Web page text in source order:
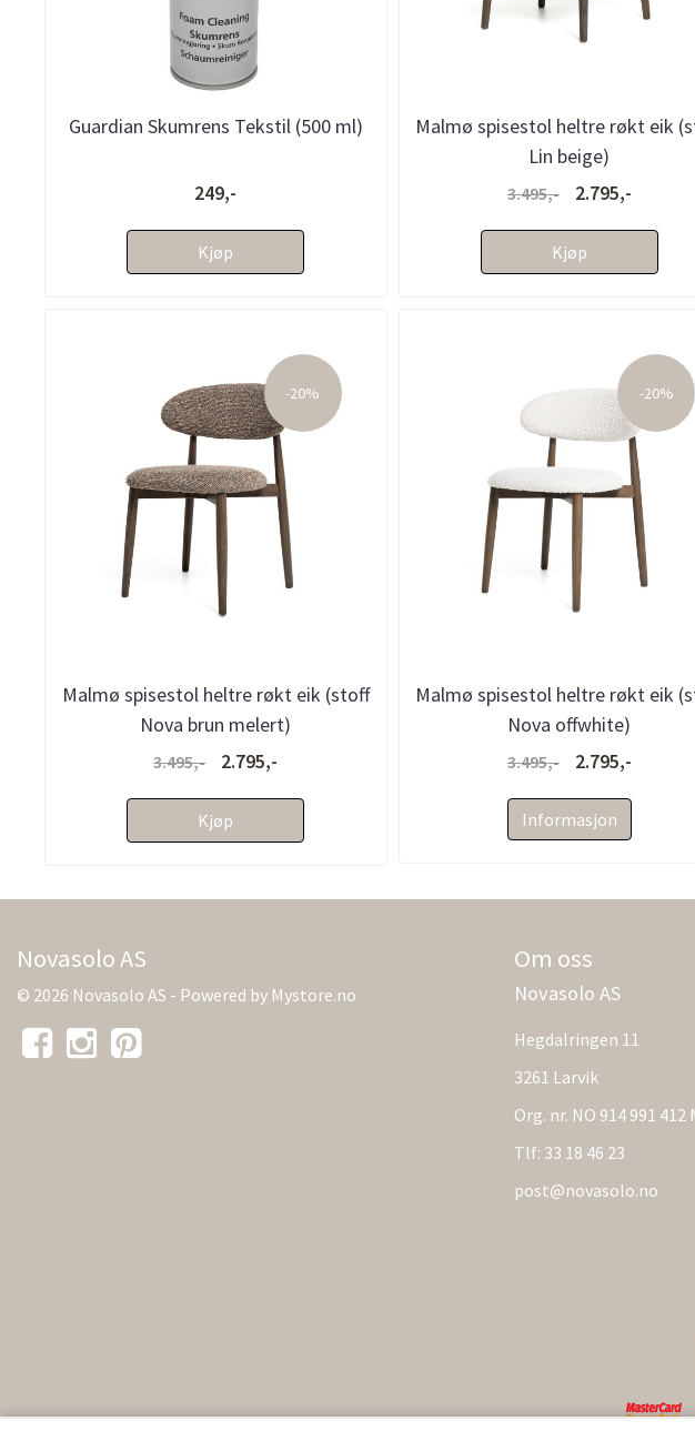
Guardian Skumrens Tekstil (500 ml)
249,-
Kjøp
Malmø spisestol heltre røkt eik
Lin beige)
3.495,- 2.795,-
Kjøp
-20%
Malmø spisestol heltre røkt eik (stoff
Nova brun melert)
3.495,- 2.795,-
Kjøp
-20%
Malmø spisestol heltre røkt eik
Nova offwhite)
3.495,- 2.795,-
Informasjon
Novasolo AS
© 2026 Novasolo AS - Powered by Mystore.no
Om oss
Novasolo AS
Hegdalringen 11
3261 Larvik
Org. nr. NO 914 991 412
Tlf: 33 18 46 23
post@novasolo.no